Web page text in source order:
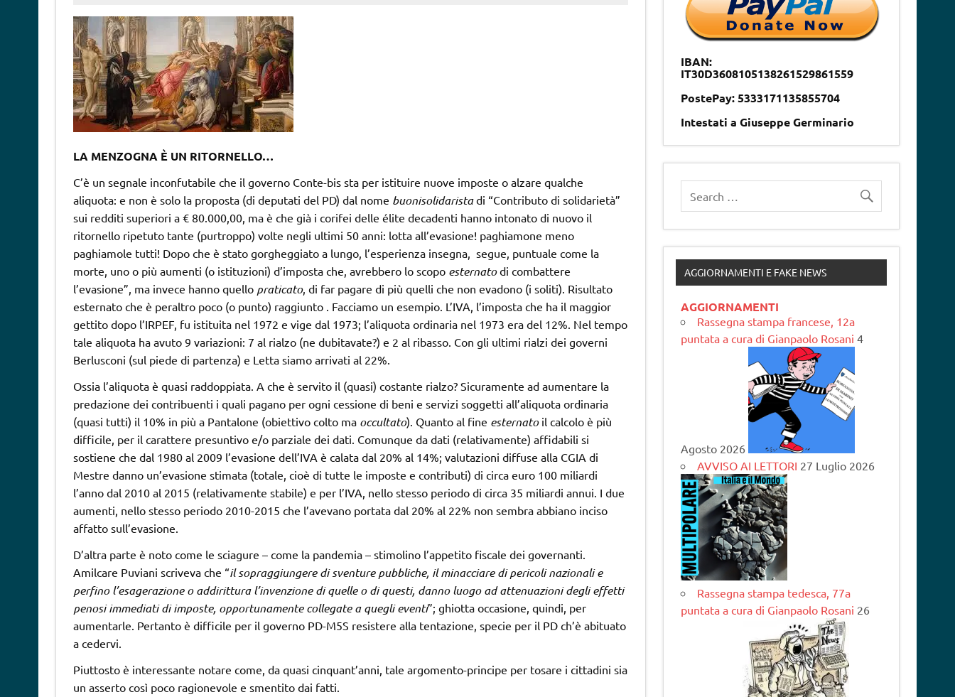
LA MENZOGNA È UN RITORNELLO…
C’è un segnale inconfutabile che il governo Conte-bis sta per istituire nuove imposte o alzare qualche
aliquota: e non è solo la proposta (di deputati del PD) dal nome buonisolidaristadi “Contributo di solidarietà”
sui redditi superiori a € 80.000,00, ma è che già i corifei delle élite decadenti hanno intonato di nuovo il
ritornello ripetuto tante (purtroppo) volte negli ultimi 50 anni: lotta all’evasione! paghiamone meno
paghiamole tutti! Dopo che è stato gorgheggiato a lungo, l’esperienza insegna, segue, puntuale come la
morte, uno o più aumenti (o istituzioni) d’imposta che, avrebbero lo scopo esternatodi combattere
l’evasione”, ma invece hanno quello praticato, di far pagare di più quelli che non evadono (i soliti). Risultato
esternato che è peraltro poco (o punto) raggiunto . Facciamo un esempio. L’IVA, l’imposta che ha il maggior
gettito dopo l’IRPEF, fu istituita nel 1972 e vige dal 1973; l’aliquota ordinaria nel 1973 era del 12%. Nel tempo
tale aliquota ha avuto 9 variazioni: 7 al rialzo (ne dubitavate?) e 2 al ribasso. Con gli ultimi rialzi dei governi
Berlusconi (sul piede di partenza) e Letta siamo arrivati al 22%.
Ossia l’aliquota è quasi raddoppiata. A che è servito il (quasi) costante rialzo? Sicuramente ad aumentare la
predazione dei contribuenti i quali pagano per ogni cessione di beni e servizi soggetti all’aliquota ordinaria
(quasi tutti) il 10% in più a Pantalone (obiettivo colto ma occultato). Quanto al fine esternatoil calcolo è più
difficile, per il carattere presuntivo e/o parziale dei dati. Comunque da dati (relativamente) affidabili si
sostiene che dal 1980 al 2009 l’evasione dell’IVA è calata dal 20% al 14%; valutazioni diffuse alla CGIA di
Mestre danno un’evasione stimata (totale, cioè di tutte le imposte e contributi) di circa euro 100 miliardi
l’anno dal 2010 al 2015 (relativamente stabile) e per l’IVA, nello stesso periodo di circa 35 miliardi annui. I due
aumenti, nello stesso periodo 2010-2015 che l’avevano portata dal 20% al 22% non sembra abbiano inciso
affatto sull’evasione.
D’altra parte è noto come le sciagure – come la pandemia – stimolino l’appetito fiscale dei governanti.
Amilcare Puviani scriveva che “il sopraggiungere di sventure pubbliche, il minacciare di pericoli nazionali e
perfino l’esagerazione o addirittura l’invenzione di quelle o di questi, danno luogo ad attenuazioni degli effetti
penosi immediati di imposte, opportunamente collegate a quegli eventi”; ghiotta occasione, quindi, per
aumentarle. Pertanto è difficile per il governo PD-M5S resistere alla tentazione, specie per il PD ch’è abituato
a cedervi.
Piuttosto è interessante notare come, da quasi cinquant’anni, tale argomento-principe per tosare i cittadini sia
un asserto così poco ragionevole e smentito dai fatti.
IBAN:
IT30D3608105138261529861559
PostePay: 5333171135855704
Intestati a Giuseppe Germinario
AGGIORNAMENTI E FAKE NEWS
AGGIORNAMENTI
Rassegna stampa francese, 12a
puntata a cura di Gianpaolo Rosani 4
Agosto 2026
AVVISO AI LETTORI 27 Luglio 2026
Rassegna stampa tedesca, 77a
puntata a cura di Gianpaolo Rosani 26